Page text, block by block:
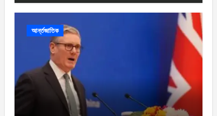
আর্ন্তজাতিক